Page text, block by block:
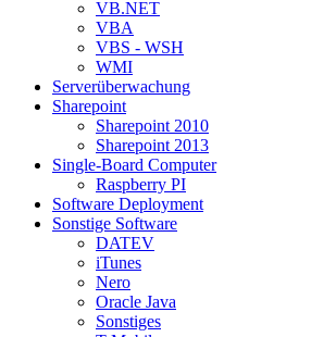
VB.NET
VBA
VBS - WSH
WMI
Serverüberwachung
Sharepoint
Sharepoint 2010
Sharepoint 2013
Single-Board Computer
Raspberry PI
Software Deployment
Sonstige Software
DATEV
iTunes
Nero
Oracle Java
Sonstiges